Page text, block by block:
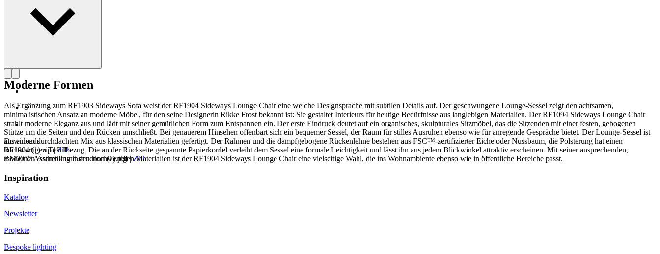
Downloads
RF1904 (1).zip|ZIP
BM0057 Assembling instruction (1).pdf|ZIP
Moderne Formen
Als Ergänzung zum RF1903 Sideways Sofa weist der RF1904 Sideways Lounge Chair eine weiche Designsprache mit subtilen Details auf. Der geschwungene Lounge-Sessel zeigt den achtsamen,
minimalistischen Ansatz an moderne Möbel, für den seine Designerin Rikke Frost bekannt ist: Sie gestaltet Interieurs für heutige Bedürfnisse aus langlebigen Materialien. Der RF1094 Sideways Lounge Chair
strahlt moderne Eleganz aus und lädt mit seiner gemütlichen Form zum Entspannen ein. Der erste Eindruck deutet auf ein organisches, skulpturales Sitzmöbel, das die Sitzenden mit einer festen, gebogenen
Stütze um die Seiten und den Rücken umschließt. Bei genauerem Hinsehen offenbart sich ein bequemer Sessel, der Raum für stilles Ausruhen ebenso wie für anregende Gespräche bietet. Der Lounge-Sessel ist
aus einem durchdachten Mix aus klassischen Materialien gefertigt. Der Rahmen und die dampfgebogene Rückenlehne bestehen aus FSC™-zertifizierter Eiche oder Nussbaum, die Polsterung hat einen
hochwertigen Textilbezug. Die an der Rückseite gespannte Papierkordel verleiht dem Sessel eine formale Leichtigkeit und lässt ihn aus jedem Blickwinkel attraktiv erscheinen. Mit seiner ansprechenden,
modernen Ästhetik und den hochwertigen Materialien ist der RF1904 Sideways Lounge Chair eine vielseitige Wahl, die ins Wohnambiente ebenso wie in öffentliche Bereiche passt.
Inspiration
Katalog
Newsletter
Projekte
Bespoke lighting